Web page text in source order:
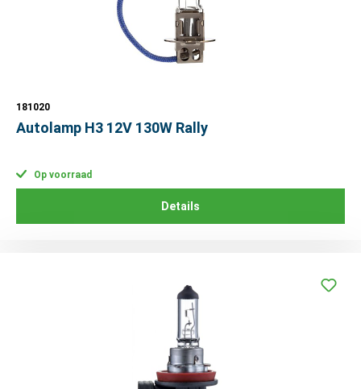
181020
Autolamp H3 12V 130W Rally
Op voorraad
Details